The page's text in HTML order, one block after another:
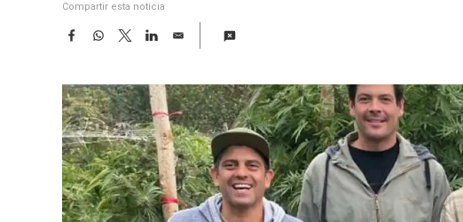
Compartir esta noticia
F
e
b
o
o
k
W
t
s
A
p
p
T
w
t
t
e
r
L
k
e
d
I
n
E
i
l